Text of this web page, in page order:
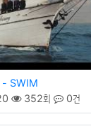
- SWIM
352회 0건